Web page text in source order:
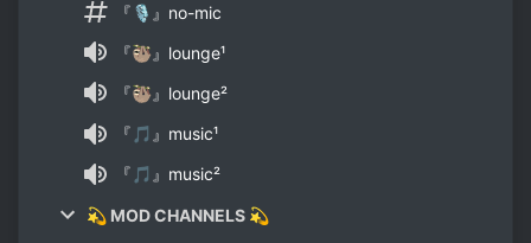
『🎙』no-mic
『🦥』lounge¹
『🦥』lounge²
『🎵』music¹
『🎵』music²
💫 MOD CHANNELS 💫